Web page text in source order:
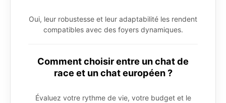
Oui, leur robustesse et leur adaptabilité les rendent
compatibles avec des foyers dynamiques.
Comment choisir entre un chat de
race et un chat européen ?
Évaluez votre rythme de vie, votre budget et le